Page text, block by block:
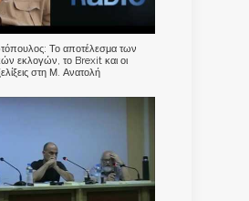
Το αποτέλεσμα των
εκλογών, το Brexit και οι
στη Μ. Ανατολή